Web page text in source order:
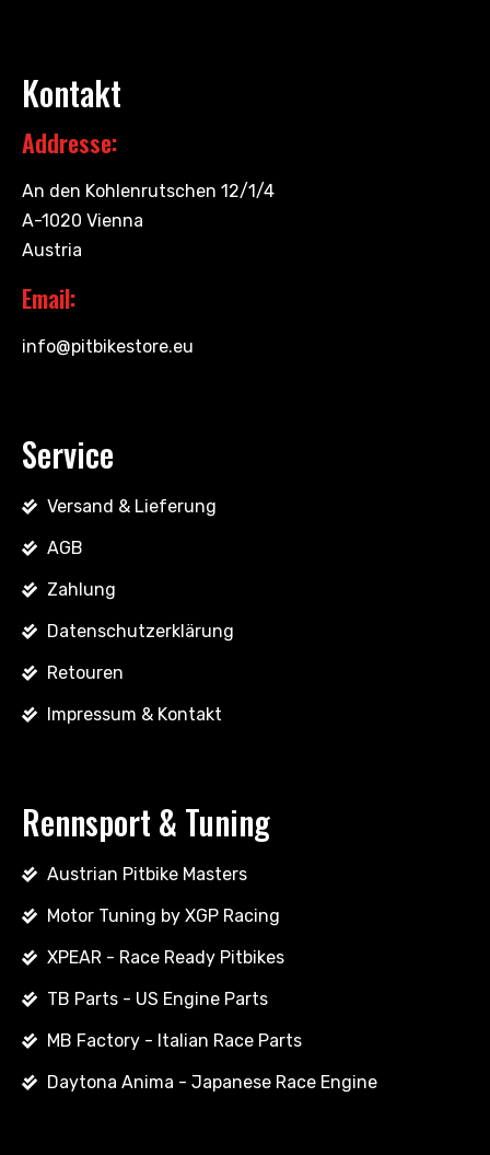
Kontakt
Addresse:
An den Kohlenrutschen 12/1/4
A-1020 Vienna
Austria
Email:
info@pitbikestore.eu
Service
Versand & Lieferung
AGB
Zahlung
Datenschutzerklärung
Retouren
Impressum & Kontakt
Rennsport & Tuning
Austrian Pitbike Masters
Motor Tuning by XGP Racing
XPEAR - Race Ready Pitbikes
TB Parts - US Engine Parts
MB Factory - Italian Race Parts
Daytona Anima - Japanese Race Engine